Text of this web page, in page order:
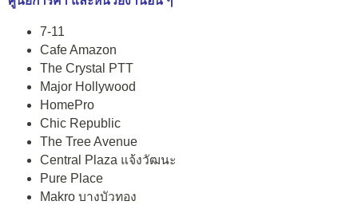
7-11
Cafe Amazon
The Crystal PTT
Major Hollywood
HomePro
Chic Republic
The Tree Avenue
Central Plaza แจ้งวัฒนะ
Pure Place
Makro บางบัวทอง